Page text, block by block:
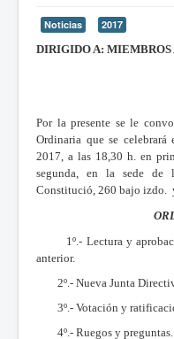
Noticias
2017
DIRIGIDO A:
Por la presente se le
Ordinaria que se
2017, a las 18,30 h. en
segunda, en la sede
Constitució, 260 bajo izdo.
1º.- Lectura y
anterior.
2º.- Nueva Junta
3º.- Votación y
4º.- Ruegos y preguntas.